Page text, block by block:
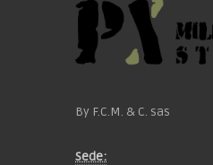
By F.C.M. & C. sas
Sede: